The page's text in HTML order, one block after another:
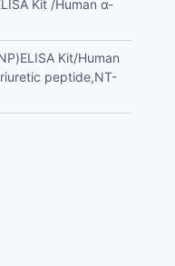
Kit /Human α-
Kit/Human
peptide,NT-